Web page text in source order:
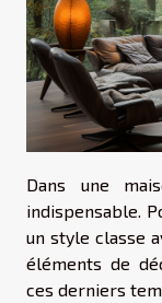
Dans une
indispensable.
un style classe
éléments de
ces derniers